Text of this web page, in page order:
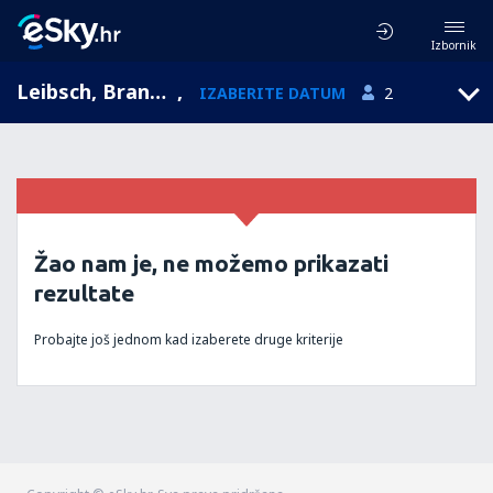
Izbornik
Leibsch, Brandenburg, Njemačka , IZABERITE DATUM 2
Žao nam je, ne možemo prikazati
rezultate
Probajte još jednom kad izaberete druge kriterije